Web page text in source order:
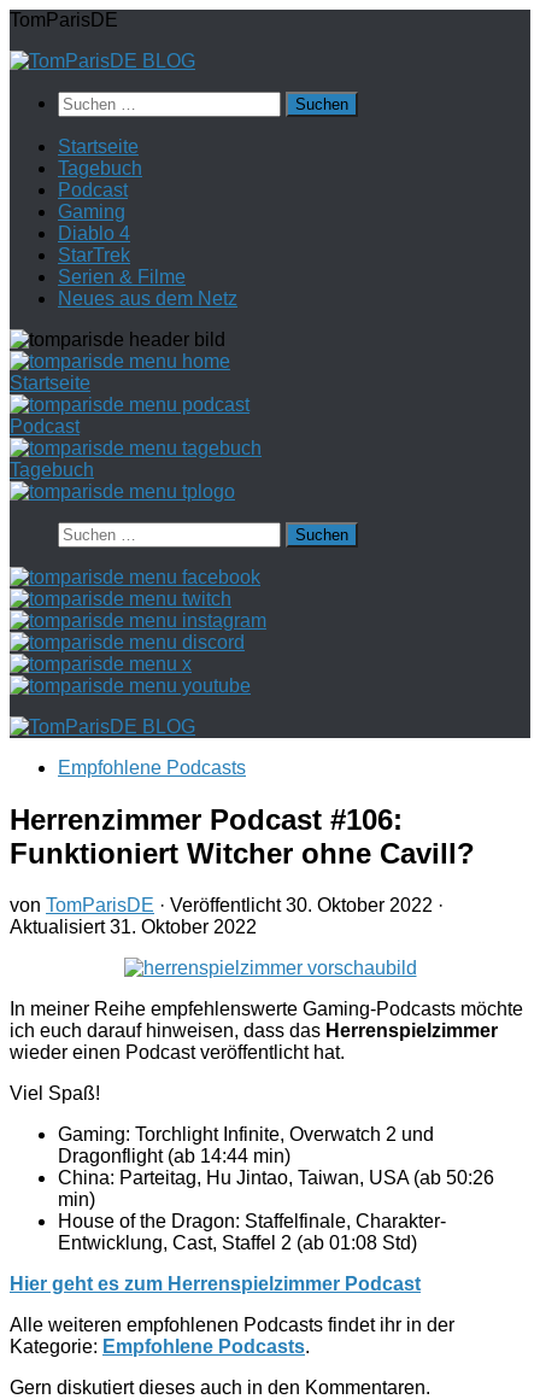
Zum
springen
TomParisDE
Suchen
nach:
Startseite
Tagebuch
Podcast
Gaming
Diablo 4
StarTrek
Serien & Filme
Neues aus dem Netz
Startseite
Podcast
Tagebuch
Suchen
nach:
Empfohlene Podcasts
Herrenzimmer Podcast #106:
Funktioniert Witcher ohne Cavill?
von TomParisDE · Veröffentlicht30. Oktober 2022 ·
Aktualisiert31. Oktober 2022
In meiner Reihe empfehlenswerte Gaming-Podcasts möchte
ich euch darauf hinweisen, dass das Herrenspielzimmer
wieder einen Podcast veröffentlicht hat.
Viel Spaß!
Gaming: Torchlight Infinite, Overwatch 2 und
Dragonflight (ab 14:44 min)
China: Parteitag, Hu Jintao, Taiwan, USA (ab 50:26
min)
House of the Dragon: Staffelfinale, Charakter-
Entwicklung, Cast, Staffel 2 (ab 01:08 Std)
Hier geht es zum Herrenspielzimmer Podcast
Alle weiteren empfohlenen Podcasts findet ihr in der
Kategorie: Empfohlene Podcasts.
Gern diskutiert dieses auch in den Kommentaren.